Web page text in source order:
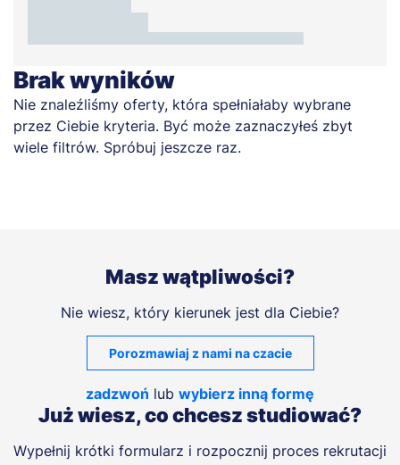
Brak wyników
Nie znaleźliśmy oferty, która spełniałaby wybrane
przez Ciebie kryteria. Być może zaznaczyłeś zbyt
wiele filtrów. Spróbuj jeszcze raz.
Masz wątpliwości?
Nie wiesz, który kierunek jest dla Ciebie?
Porozmawiaj z nami na czacie
zadzwoń lub wybierz inną formę
Już wiesz, co chcesz studiować?
Wypełnij krótki formularz i rozpocznij proces rekrutacji